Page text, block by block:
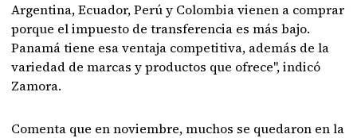
Argentina, Ecuador, Perú y Colombia vienen a comprar
porque el impuesto de transferencia es más bajo.
Panamá tiene esa ventaja competitiva, además de la
variedad de marcas y productos que ofrece", indicó
Zamora.
Comenta que en noviembre, muchos se quedaron en la